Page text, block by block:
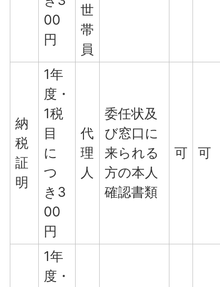
00
円
世
帯
員
納
税
証
明
1年
度・
1税
目
に
つ
き3
00
円
代
理
人
委任状及
び窓口に
来られる
方の本人
確認書類
可 可
1年
度・